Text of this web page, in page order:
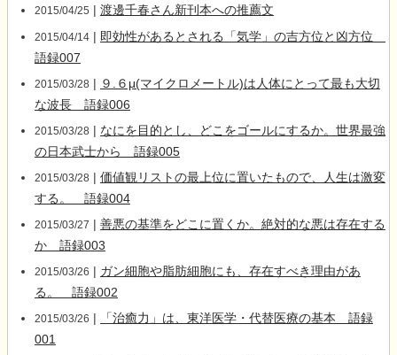
2015/04/25 | 渡邊千春さん新刊本への推薦文
2015/04/14| 即効性があるとされる「気学」の吉方位と凶方位
語録007
2015/03/28 | ９.６μ(マイクロメートル)は人体にとって最も大切
な波長 語録006
2015/03/28 | なにを目的とし、どこをゴールにするか。世界最強
の日本武士から 語録005
2015/03/28 | 価値観リストの最上位に置いたもので、人生は激変
する。 語録004
2015/03/27 | 善悪の基準をどこに置くか。絶対的な悪は存在する
か 語録003
2015/03/26 | ガン細胞や脂肪細胞にも、存在すべき理由があ
る。 語録002
2015/03/26 |
「治癒力」は、東洋医学・代替医療の基本 語録
001